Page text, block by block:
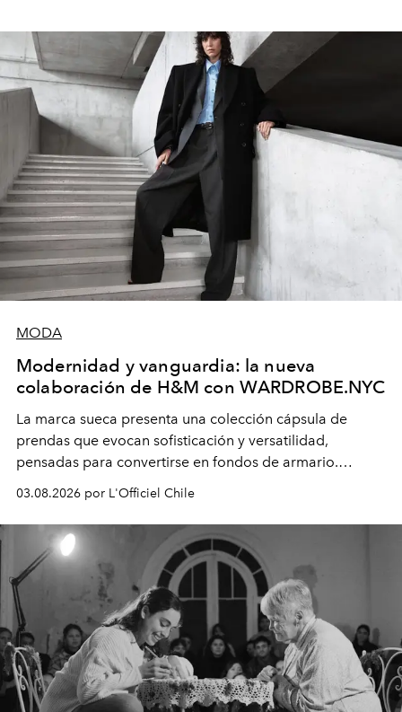
MODA
Modernidad y vanguardia: la nueva
colaboración de H&M con WARDROBE.NYC
La marca sueca presenta una colección cápsula de
prendas que evocan sofisticación y versatilidad,
pensadas para convertirse en fondos de armario.
Disponible en Chile desde el 6 de agosto.
03.08.2026 por L'Officiel Chile